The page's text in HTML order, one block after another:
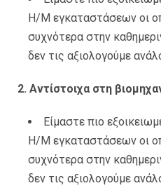
Η/Μ εγκαταστάσεων οι
συχνότερα στην
δεν τις αξιολογούμε
2. Αντίστοιχα στη
Είμαστε πιο
Η/Μ εγκαταστάσεων οι
συχνότερα στην
δεν τις αξιολογούμε